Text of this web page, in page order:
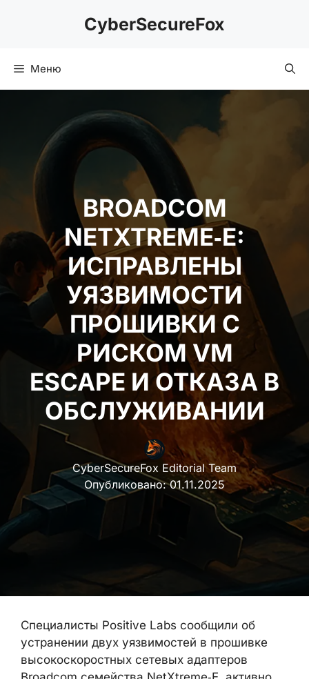
CyberSecureFox
Меню
BROADCOM
NETXTREME‑E:
ИСПРАВЛЕНЫ
УЯЗВИМОСТИ
ПРОШИВКИ С
РИСКОМ VM
ESCAPE И ОТКАЗА В
ОБСЛУЖИВАНИИ
CyberSecureFox Editorial Team
Опубликовано:01.11.2025
Специалисты Positive Labs сообщили об
устранении двух уязвимостей в прошивке
высокоскоростных сетевых адаптеров